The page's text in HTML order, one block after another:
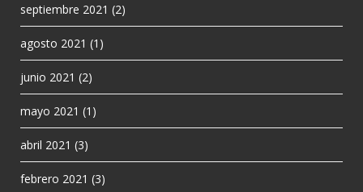
septiembre 2021 (2)
agosto 2021 (1)
junio 2021 (2)
mayo 2021 (1)
abril 2021 (3)
febrero 2021 (3)